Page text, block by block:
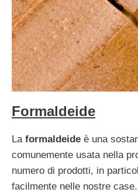
Formaldeide
La formaldeide è una
comunemente usata nella
numero di prodotti, in
facilmente nelle nostre